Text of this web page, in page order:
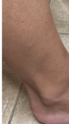
र
क्षा
ध
र्म